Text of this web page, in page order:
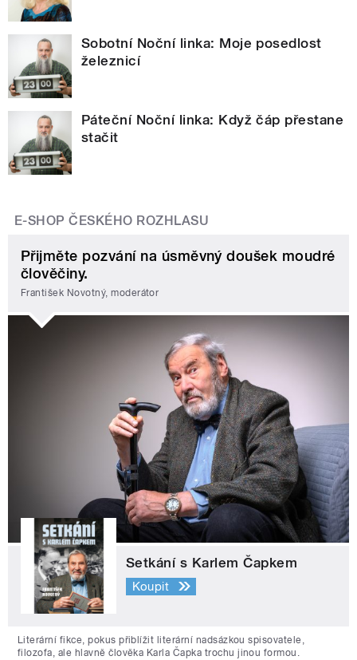
Sobotní Noční linka: Moje posedlost
železnicí
Páteční Noční linka: Když čáp přestane
stačit
E-SHOP ČESKÉHO ROZHLASU
Přijměte pozvání na úsměvný doušek moudré
člověčiny.
František Novotný, moderátor
Setkání s Karlem Čapkem
Koupit
Literární fikce, pokus přiblížit literární nadsázkou spisovatele,
filozofa, ale hlavně člověka Karla Čapka trochu jinou formou.